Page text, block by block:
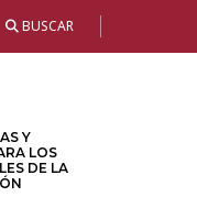
BUSCAR
Y
LOS
DE LA